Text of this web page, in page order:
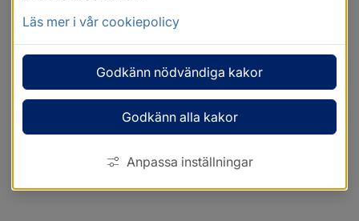
Läs mer i vår cookiepolicy
Godkänn nödvändiga kakor
Godkänn alla kakor
Anpassa inställningar